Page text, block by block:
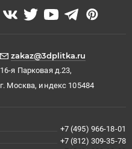
zakaz@3dplitka.ru
16-я Парковая д.23,
г. Москва, индекс 105484
+7 (495) 966-18-01
+7 (812) 309-35-78